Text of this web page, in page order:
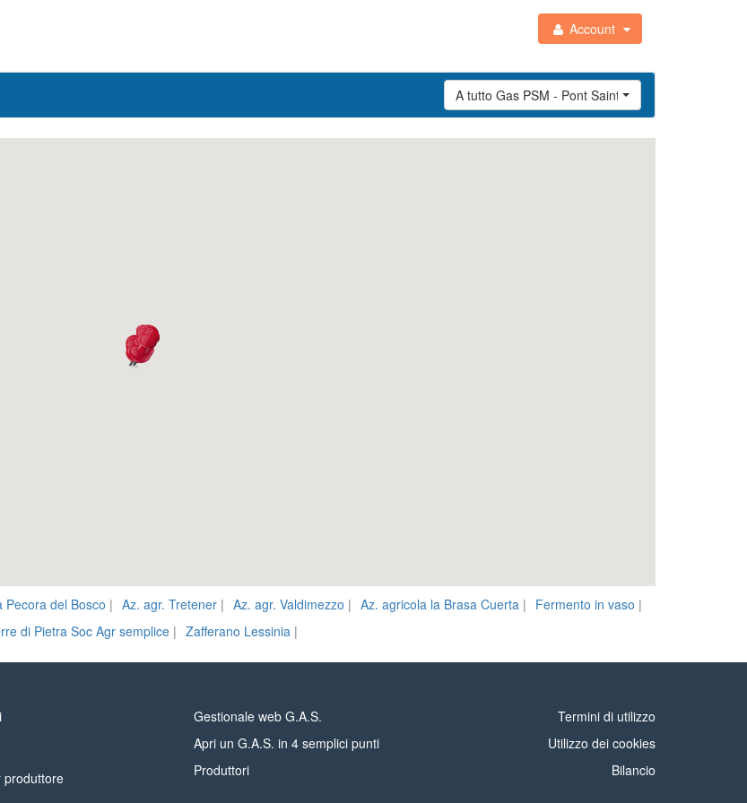
Account
A tutto Gas PSM - Pont Saint Martin (AO)
Pecora del Bosco | Az. agr. Tretener | Az. agr. Valdimezzo | Az. agricola la Brasa Cuerta | Fermento in vaso |
di Pietra Soc Agr semplice | Zafferano Lessinia |
produttore
Gestionale web G.A.S.
Apri un G.A.S. in 4 semplici punti
Produttori
Termini di utilizzo
Utilizzo dei cookies
Bilancio